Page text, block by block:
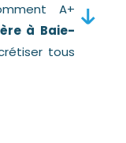
A+
à Baie-
tous